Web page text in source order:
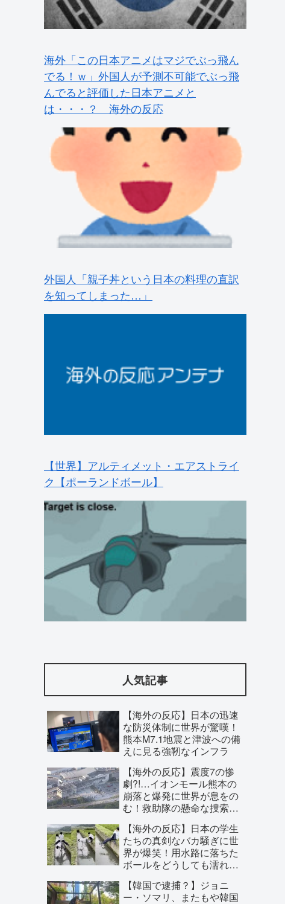
外国人「親子丼という日本の料理の直訳
を知ってしまった…」
【世界】アルティメット・エアストライ
ク【ポーランドボール】
海外「これ見て人生観変わった、みんな
の歴代アニメTOP3を教えて」
ポール直撃第26号に海外大興奮！（海外
海外「神アニメだわ」2026年夏アニメ海
外人気ランキング（5週目）
人気記事
【海外の反応】日本の迅速
な防災体制に世界が驚嘆！
熊本M7.1地震と津波への備
えに見る強靭なインフラ
【海外の反応】震度7の惨
劇?!…イオンモール熊本の
崩落と爆発に世界が息をの
む！救助隊の懸命な捜索に
【海外の反応】日本の学生
たちの真剣なバカ騒ぎに世
界が爆笑！用水路に落ちた
ボールをどうしても濡れず
は【韓国で逮捕？】ジョニ
ー・ソマリ、またもや韓国